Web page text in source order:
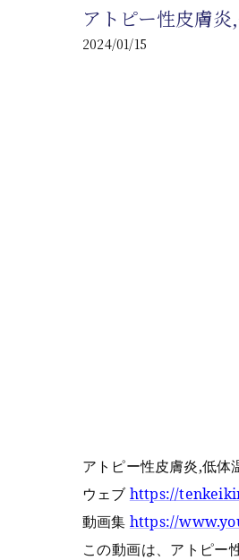
アトピー性皮膚
2024/01/15
アトピー性皮膚炎,低
ウェブ https://
動画集 https://
この動画は、アトピー